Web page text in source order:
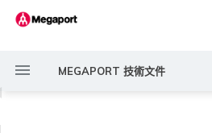
MEGAPORT 技術文件